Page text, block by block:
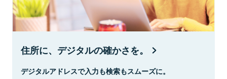
住所に、デジタルの確かさを。
デジタルアドレスで入力も検索もスムーズに。